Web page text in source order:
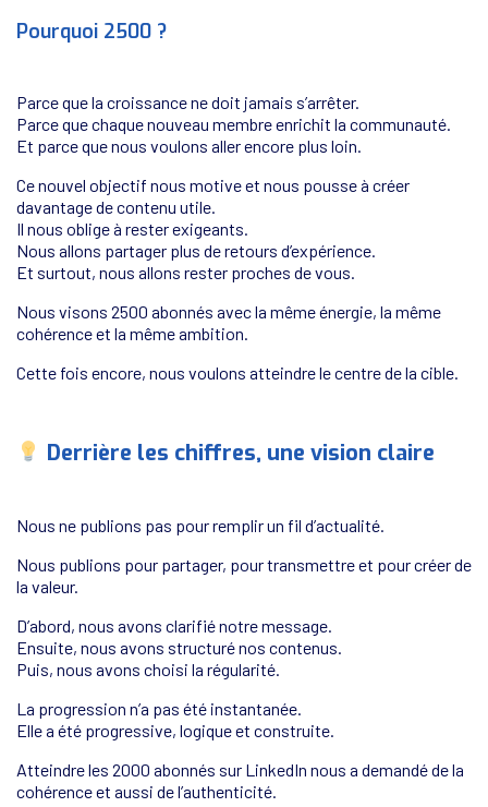
Pourquoi 2500 ?
Parce que la croissance ne doit jamais s’arrêter.
Parce que chaque nouveau membre enrichit la communauté.
Et parce que nous voulons aller encore plus loin.
Ce nouvel objectif nous motive et nous pousse à créer
davantage de contenu utile.
Il nous oblige à rester exigeants.
Nous allons partager plus de retours d’expérience.
Et surtout, nous allons rester proches de vous.
Nous visons 2500 abonnés avec la même énergie, la même
cohérence et la même ambition.
Cette fois encore, nous voulons atteindre le centre de la cible.
Derrière les chiffres, une vision claire
Nous ne publions pas pour remplir un fil d’actualité.
Nous publions pour partager, pour transmettre et pour créer de
la valeur.
D’abord, nous avons clarifié notre message.
Ensuite, nous avons structuré nos contenus.
Puis, nous avons choisi la régularité.
La progression n’a pas été instantanée.
Elle a été progressive, logique et construite.
Atteindre les 2000 abonnés sur LinkedIn nous a demandé de la
cohérence et aussi de l’authenticité.